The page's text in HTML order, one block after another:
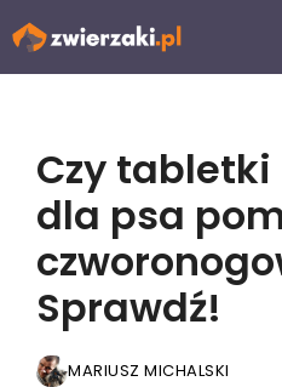
Przejdź
Czy tabletki
dla psa
Sprawdź!
MARIUSZ MICHALSKI